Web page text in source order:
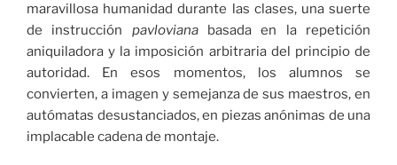
maravillosa humanidad durante las clases, una suerte
de instrucción pavlovianabasada en la repetición
aniquiladora y la imposición arbitraria del principio de
autoridad. En esos momentos, los alumnos se
convierten, a imagen y semejanza de sus maestros, en
autómatas desustanciados, en piezas anónimas de una
implacable cadena de montaje.